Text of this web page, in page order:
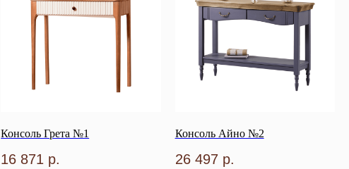
Консоль Грета №1
16 871 р.
Консоль Айно №2
26 497 р.